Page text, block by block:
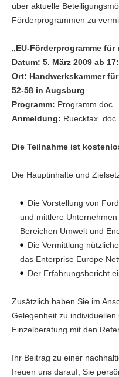
über aktuelle
Förderprogrammen zu
„EU-Förderprogramme
Datum: 5. März 2009 ab
Ort: Handwerkskammer
52-58 in Augsburg
Programm: Programm.doc
Anmeldung: Rueckfax .doc
Die Teilnahme ist
Die Hauptinhalte und
Die Vorstellung von
und mittlere
Bereichen Umwelt und
Die Vermittlung
das Enterprise Europe
Der Erfahrungsbericht
Zusätzlich haben Sie im
Gelegenheit zu
Einzelberatung mit den
Ihr Beitrag zu einer
freuen uns darauf, Sie